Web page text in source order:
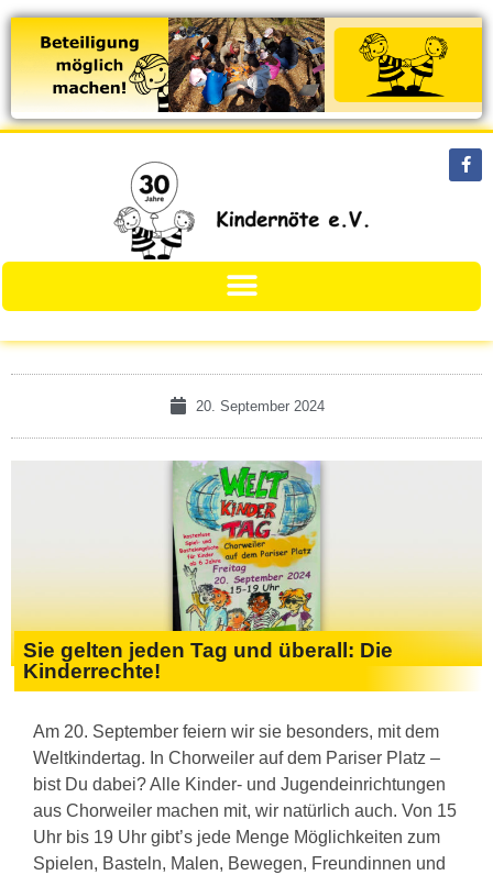
20. September 2024
Sie gelten jeden Tag und überall: Die
Kinderrechte!
Am 20. September feiern wir sie besonders, mit dem
Weltkindertag. In Chorweiler auf dem Pariser Platz –
bist Du dabei? Alle Kinder- und Jugendeinrichtungen
aus Chorweiler machen mit, wir natürlich auch. Von 15
Uhr bis 19 Uhr gibt’s jede Menge Möglichkeiten zum
Spielen, Basteln, Malen, Bewegen, Freundinnen und